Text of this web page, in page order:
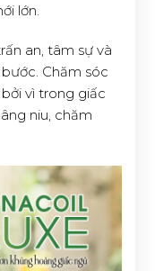
lớn.
an, tâm sự và
Chăm sóc
vì trong giấc
niu, chăm